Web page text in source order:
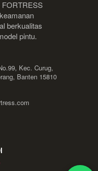
berkualitas
pintu.
Kec. Curug,
Banten 15810